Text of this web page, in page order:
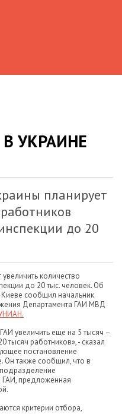
УКРАИНЕ
планирует
до 20
количество
до 20 тыс. человек. Об
сообщил начальник
Департамента ГАИ МВД
увеличить еще на 5 тысяч –
тысяч работников», - сказал
постановление
Он также сообщил, что в
ГАИ, предложенная
критерии отбора,